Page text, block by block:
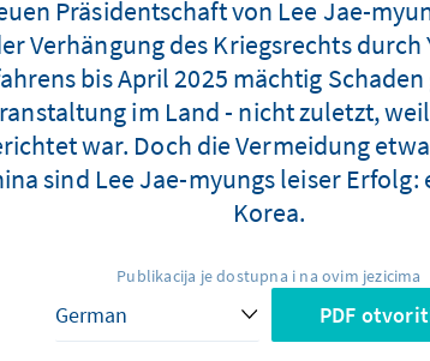
Präsidentschaft von Lee Jae-
Verhängung des Kriegsrechts
bis April 2025 mächtig
im Land - nicht zuletzt,
war. Doch die Vermeidung
sind Lee Jae-myungs leiser
Korea.
Publikacija je dostupna i na ovim jezicima
PDF